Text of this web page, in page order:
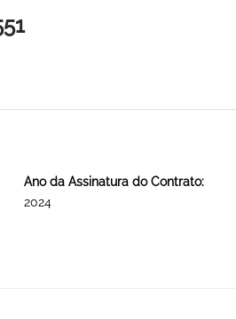
Ano da Assinatura do Contrato:
2024